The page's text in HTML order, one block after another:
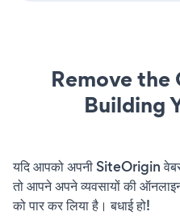
Remove the
Building
यदि आपको अपनी SiteOrigin
तो आपने अपने व्यवसायों की
को पार कर लिया है। बधाई हो!